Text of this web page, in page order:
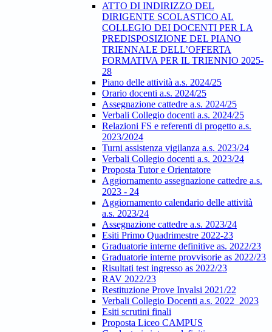
ATTO DI INDIRIZZO DEL
DIRIGENTE SCOLASTICO AL
COLLEGIO DEI DOCENTI PER LA
PREDISPOSIZIONE DEL PIANO
TRIENNALE DELL’OFFERTA
FORMATIVA PER IL TRIENNIO 2025-
28
Piano delle attività a.s. 2024/25
Orario docenti a.s. 2024/25
Assegnazione cattedre a.s. 2024/25
Verbali Collegio docenti a.s. 2024/25
Relazioni FS e referenti di progetto a.s.
2023/2024
Turni assistenza vigilanza a.s. 2023/24
Verbali Collegio docenti a.s. 2023/24
Proposta Tutor e Orientatore
Aggiornamento assegnazione cattedre a.s.
2023 - 24
Aggiornamento calendario delle attività
a.s. 2023/24
Assegnazione cattedre a.s. 2023/24
Esiti Primo Quadrimestre 2022-23
Graduatorie interne definitive as. 2022/23
Graduatorie interne provvisorie as 2022/23
Risultati test ingresso as 2022/23
RAV 2022/23
Restituzione Prove Invalsi 2021/22
Verbali Collegio Docenti a.s. 2022_2023
Esiti scrutini finali
Proposta Liceo CAMPUS